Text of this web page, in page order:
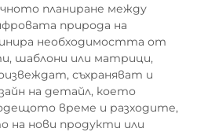
планиране между
природа на
необходимостта от
шаблони или матрици,
съхраняват и
на детайл, което
време и разходите,
на нови продукти или